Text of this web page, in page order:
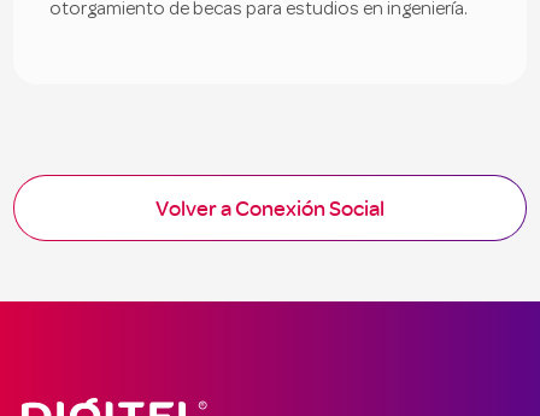
otorgamiento de becas para estudios en ingeniería.
Volver a Conexión Social